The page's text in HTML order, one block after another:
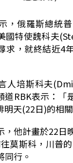
，俄羅斯總統
國特使魏科夫
求，就終結近4
人培斯科夫
道RBK表示：「
天(22日)的相關
，他計畫於22日
莫斯科，川普
行。